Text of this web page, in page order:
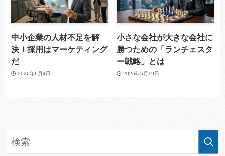
中小企業の人材不足を解
決！採用はマーケティング
だ
2026年6月4日
小さな会社が大きな会社に
勝つための「ランチェスタ
ー戦略」とは
2026年5月19日